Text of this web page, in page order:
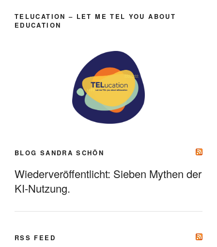
TELUCATION – LET ME TEL YOU ABOUT
EDUCATION
BLOG SANDRA SCHÖN
Wiederveröffentlicht: Sieben Mythen der
KI-Nutzung.
RSS FEED